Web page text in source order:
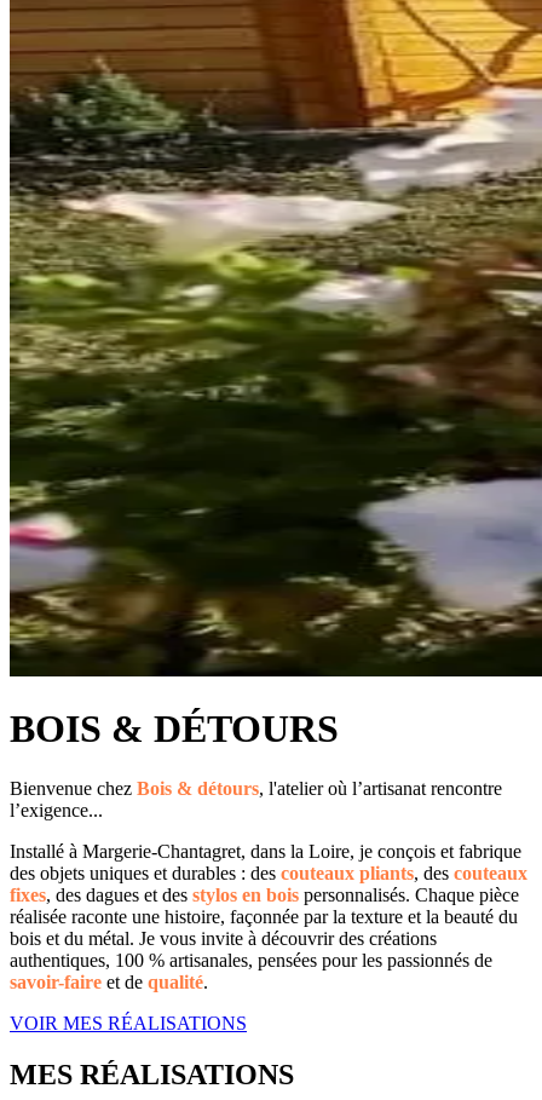
BOIS & DÉTOURS
Bienvenue chez Bois & détours, l'atelier où l’artisanat rencontre
l’exigence...
Installé à Margerie-Chantagret, dans la Loire, je conçois et fabrique
des objets uniques et durables : des couteaux pliants, des couteaux
fixes, des dagues et des stylos en bois personnalisés. Chaque pièce
réalisée raconte une histoire, façonnée par la texture et la beauté du
bois et du métal. Je vous invite à découvrir des créations
authentiques, 100 % artisanales, pensées pour les passionnés de
savoir-faire et de qualité.
VOIR MES RÉALISATIONS
MES RÉALISATIONS